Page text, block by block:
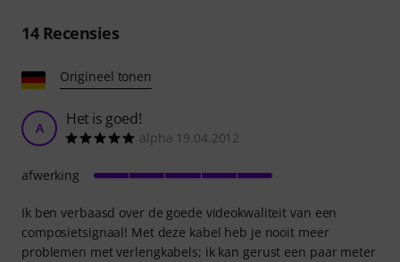
14Recensies
Origineel tonen
A Het is goed!
alpha 19.04.2012
Ik ben verbaasd over de goede videokwaliteit van een
composietsignaal! Met deze kabel heb je nooit meer
problemen met verlengkabels; ik kan gerust een paar meter
afwerking